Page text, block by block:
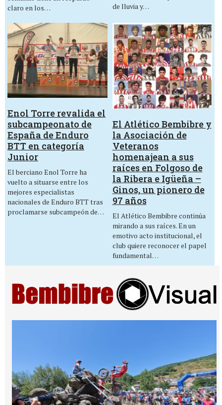
claro en los…
de lluvia y…
Enol Torre revalida el
subcampeonato de
España de Enduro
BTT en categoría
Junior
El berciano Enol Torre ha
vuelto a situarse entre los
mejores especialistas
nacionales de Enduro BTT tras
proclamarse subcampeón de…
El Atlético Bembibre y
la Asociación de
Veteranos
homenajean a sus
raíces en Folgoso de
la Ribera e Igüeña –
Ginos, un pionero de
97 años
El Atlético Bembibre continúa
mirando a sus raíces. En un
emotivo acto institucional, el
club quiere reconocer el papel
fundamental…